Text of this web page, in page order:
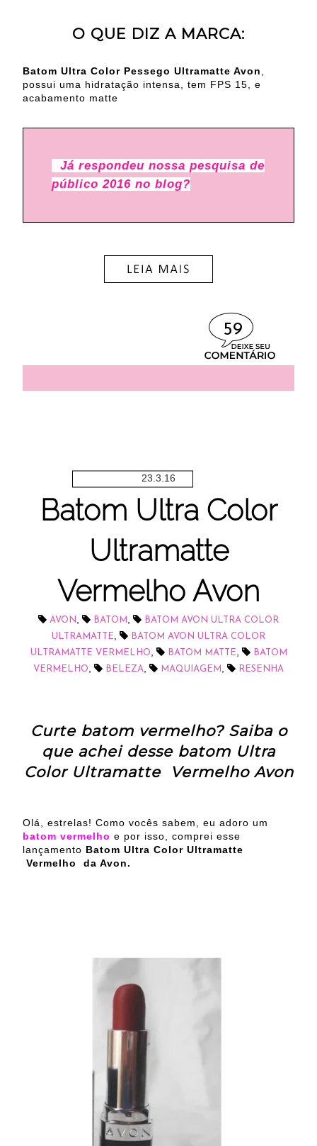
O QUE DIZ A MARCA:
Batom Ultra Color Pessego Ultramatte Avon,
possui uma hidratação intensa, tem FPS 15, e
acabamento matte
Já respondeu nossa pesquisa de
público 2016 no blog?
59
23.3.16
Batom Ultra Color
Ultramatte
Vermelho Avon
AVON, BATOM ,
BATOM AVON ULTRA COLOR
ULTRAMATTE,
BATOM AVON ULTRA COLOR
ULTRAMATTE VERMELHO, BATOM MATTE,
BATOM
VERMELHO, BELEZA, MAQUIAGEM , RESENHA
Curte batom vermelho? Saiba o
que achei desse batom Ultra
Color Ultramatte Vermelho Avon
Olá, estrelas! Como vocês sabem, eu adoro um
batom vermelho e por isso, comprei esse
lançamento Batom Ultra Color Ultramatte
Vermelho da Avon.